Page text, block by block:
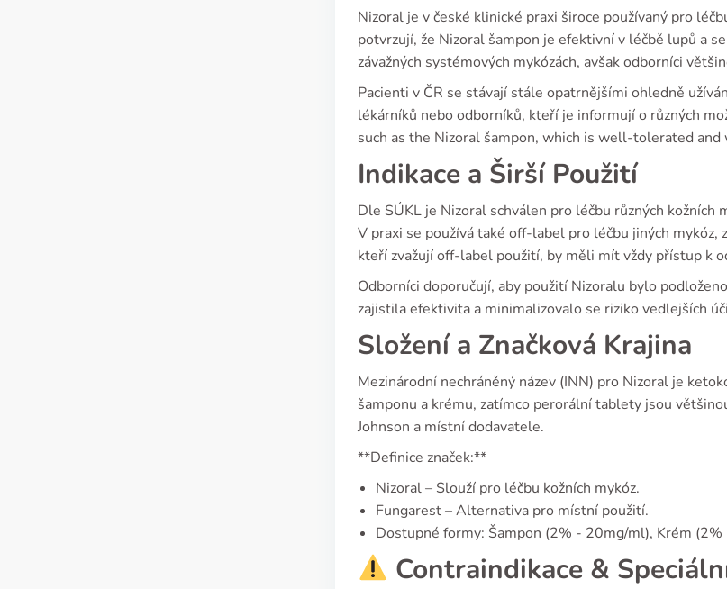
Nizoral je v české klinické praxi široce používaný pro
potvrzují, že Nizoral šampon je efektivní v léčbě lupů a
závažných systémových mykózách, avšak odborníci
Pacienti v ČR se stávají stále opatrnějšími ohledně
lékárníků nebo odborníků, kteří je informují o různých
such as the Nizoral šampon, which is well-tolerated
Indikace a Širší Použití
Dle SÚKL je Nizoral schválen pro léčbu různých kožních
V praxi se používá také off-label pro léčbu jiných
kteří zvažují off-label použití, by měli mít vždy přístup k
Odborníci doporučují, aby použití Nizoralu bylo
zajistila efektivita a minimalizovalo se riziko vedlejších
Složení a Značková Krajina
Mezinárodní nechráněný název (INN) pro Nizoral je
šamponu a krému, zatímco perorální tablety jsou
Johnson a místní dodavatele.
**Definice značek:**
Nizoral – Slouží pro léčbu kožních mykóz.
Fungarest – Alternativa pro místní použití.
Dostupné formy: Šampon (2% - 20mg/ml), Krém
Contraindikace &